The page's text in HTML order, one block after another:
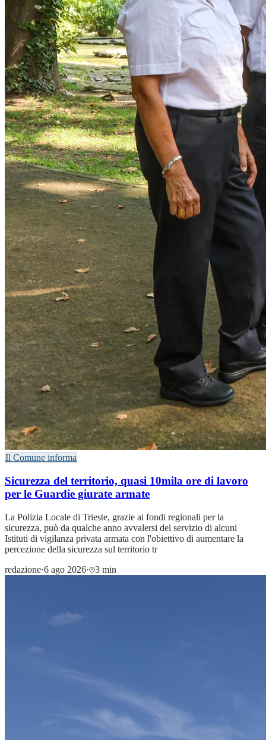
Il Comune informa
Sicurezza del territorio, quasi 10mila ore di lavoro
per le Guardie giurate armate
La Polizia Locale di Trieste, grazie ai fondi regionali per la
sicurezza, può da qualche anno avvalersi del servizio di alcuni
Istituti di vigilanza privata armata con l'obiettivo di aumentare la
percezione della sicurezza sul territorio tr
redazione·6 ago 2026· 3 min